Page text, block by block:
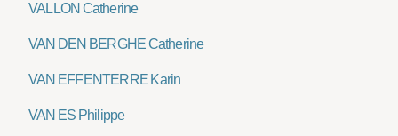
VALLON Catherine
VAN DEN BERGHE Catherine
VAN EFFENTERRE Karin
VAN ES Philippe